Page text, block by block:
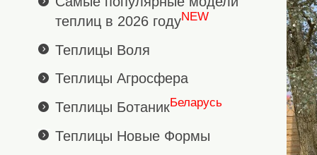
теплиц в 2026 годуNEW
Теплицы Воля
Теплицы Агросфера
Теплицы БотаникБеларусь
Теплицы Новые Формы